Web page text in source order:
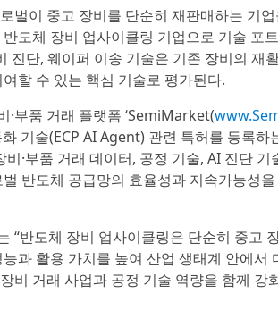
벌이 중고 장비를 단순히 재판매하는 기
도체 장비 업사이클링 기업으로 기술 포
진단, 웨이퍼 이송 기술은 기존 장비의 재
할 수 있는 핵심 기술로 평가된다.
·부품 거래 플랫폼 ‘SemiMarket(
기술(ECP AI Agent) 관련 특허를 등록
·부품 거래 데이터, 공정 기술, AI 진단
반도체 공급망의 효율성과 지속가능성
“반도체 장비 업사이클링은 단순히 중고
과 활용 가치를 높여 산업 생태계 안에서
비 거래 사업과 공정 기술 역량을 함께 강